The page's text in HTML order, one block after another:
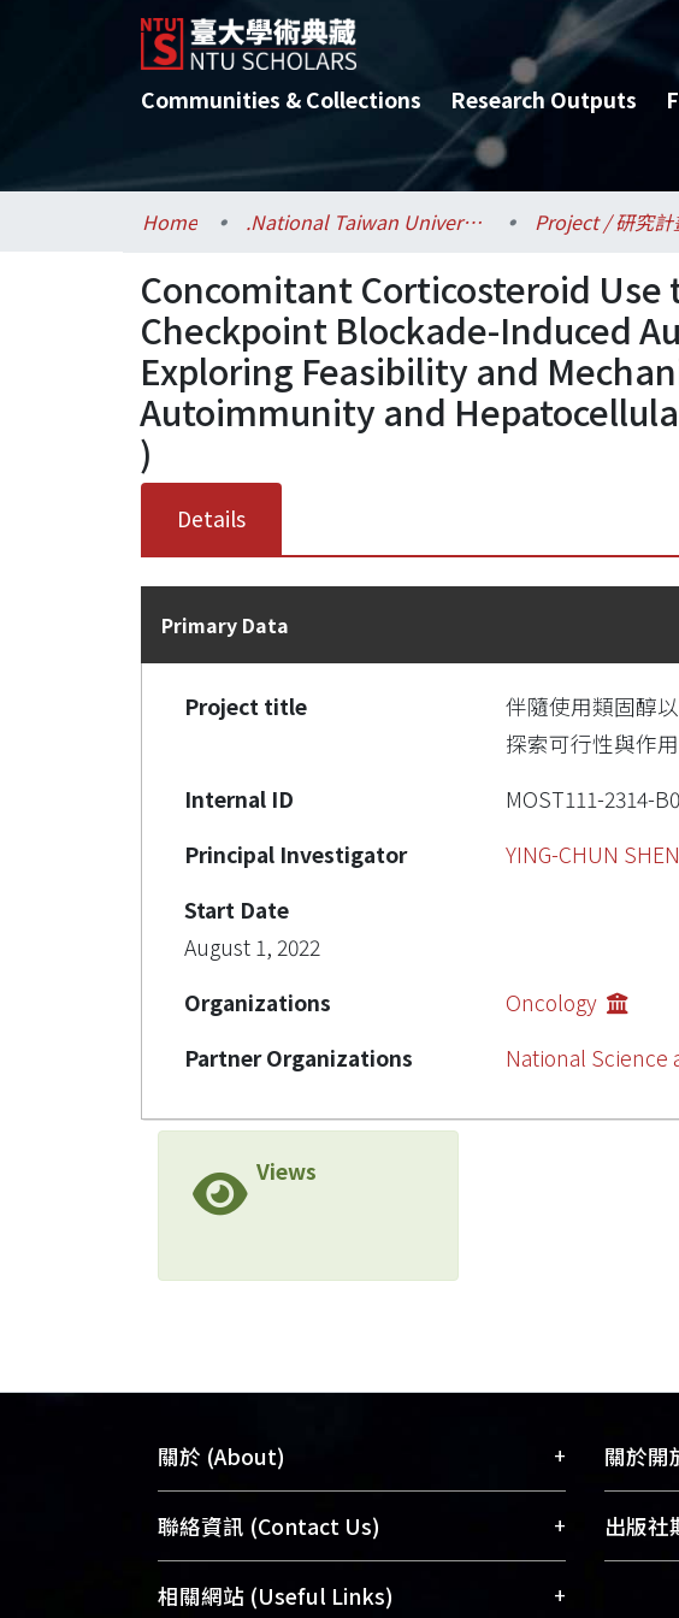
Communities & Collections Research Outputs
Home .National Taiwan University / 國立臺灣大學 Project / 研究計
Concomitant Corticosteroid
Checkpoint Blockade-Induced
Exploring Feasibility and
Autoimmunity and
)
Details
Primary Data
Project title
伴隨使用類固醇
探索可行性與作
Internal ID
MOST111-2314-
Principal Investigator
YING-CHUN SHEN
Start Date
August 1, 2022
Organizations
Oncology
Partner Organizations
National Science
Views
關於 (About) +
臺大位居世界頂尖大學之列，為永久珍藏
及向國際展現本校豐碩的研究成果及學術
能量，圖書館整合機構典藏（NTUR）與學
聯絡資訊 (Contact Us) +
總館學科館員(Main Library)
相關網站 (Useful Links) +
關於開
開放取
的社會
出版